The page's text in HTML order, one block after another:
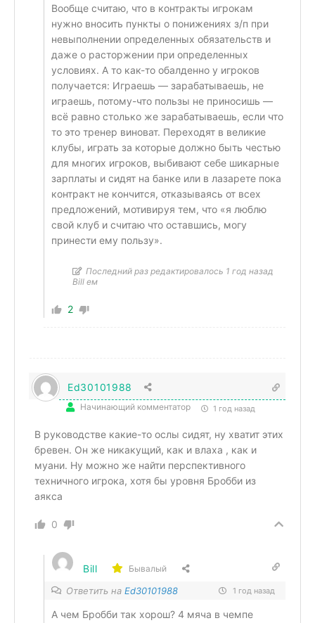
Вообще считаю, что в контракты игрокам
нужно вносить пункты о понижениях з/п при
невыполнении определенных обязательств и
даже о расторжении при определенных
условиях. А то как-то обалденно у игроков
получается: Играешь — зарабатываешь, не
играешь, потому-что пользы не приносишь —
всё равно столько же зарабатываешь, если что
то это тренер виноват. Переходят в великие
клубы, играть за которые должно быть честью
для многих игроков, выбивают себе шикарные
зарплаты и сидят на банке или в лазарете пока
контракт не кончится, отказываясь от всех
предложений, мотивируя тем, что «я люблю
свой клуб и считаю что оставшись, могу
принести ему пользу».
Последний раз редактировалось 1 год назад
Bill ем
2
Ed30101988
Начинающий комментатор 1 год назад
В руководстве какие-то ослы сидят, ну хватит этих
бревен. Он же никакущий, как и влаха , как и
муани. Ну можно же найти перспективного
техничного игрока, хотя бы уровня Бробби из
аякса
0
Bill Бывалый
Ответить на Ed30101988 1 год назад
А чем Бробби так хорош? 4 мяча в чемпе